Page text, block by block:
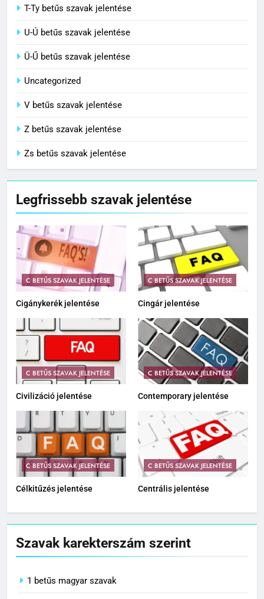
T-Ty betűs szavak jelentése
U-Ú betűs szavak jelentése
Ü-Ű betűs szavak jelentése
Uncategorized
V betűs szavak jelentése
Z betűs szavak jelentése
Zs betűs szavak jelentése
Legfrissebb szavak jelentése
C BETŰS SZAVAK JELENTÉSE
Cigánykerék jelentése
C BETŰS SZAVAK JELENTÉSE
Cingár jelentése
C BETŰS SZAVAK JELENTÉSE
Civilizáció jelentése
C BETŰS SZAVAK JELENTÉSE
Contemporary jelentése
C BETŰS SZAVAK JELENTÉSE
Célkitűzés jelentése
C BETŰS SZAVAK JELENTÉSE
Centrális jelentése
Szavak karekterszám szerint
1 betűs magyar szavak